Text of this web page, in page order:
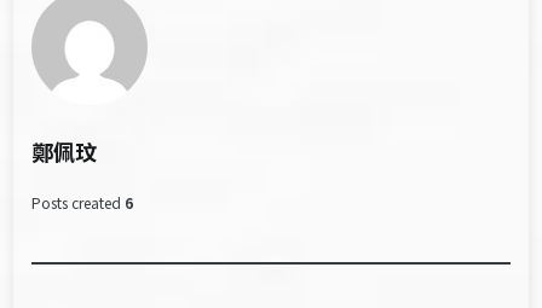
鄭佩玟
Posts created 6